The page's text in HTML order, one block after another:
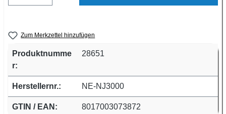
Zum Merkzettel hinzufügen
Produktnumme
r:
28651
Herstellernr.: NE-NJ3000
GTIN / EAN: 8017003073872